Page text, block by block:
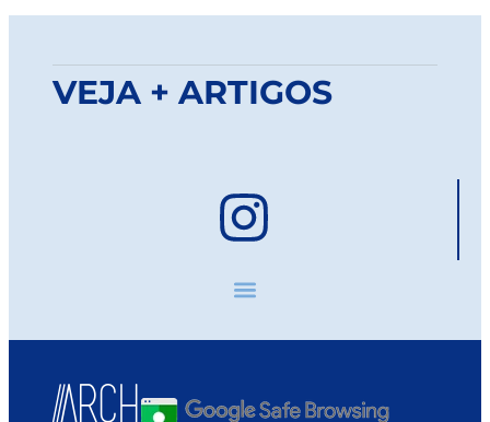
VEJA + ARTIGOS